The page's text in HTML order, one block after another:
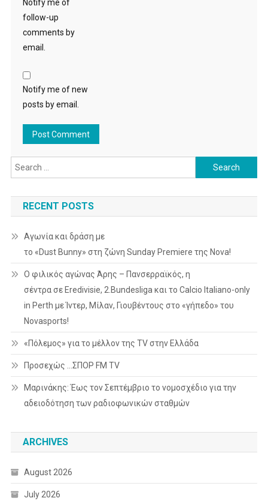
Notify me of
follow-up
comments by
email.
Notify me of new
posts by email.
Search
for:
RECENT POSTS
Αγωνία και δράση με
το «Dust Bunny» στη ζώνη Sunday Premiere της Nova!
Ο φιλικός αγώνας Άρης – Πανσερραϊκός, η
σέντρα σε Eredivisie, 2.Bundesliga και το Calcio Italiano-only
in Perth με Ίντερ, Μίλαν, Γιουβέντους στο «γήπεδο» του
Novasports!
«Πόλεμος» για το μέλλον της TV στην Ελλάδα
Προσεχώς …ΣΠΟΡ FM TV
Μαρινάκης: Έως τον Σεπτέμβριο το νομοσχέδιο για την
αδειοδότηση των ραδιοφωνικών σταθμών
ARCHIVES
August 2026
July 2026